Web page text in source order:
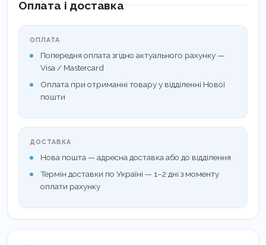
Жорсткий пластиковий стрижень покритий
Клини м’яко і органічно вписуються навіть у
незвичний простір, гарантуючи при цьому надійну
Оплата і доставка
ОПЛАТА
Попередня оплата згідно актуального рахунку —
Visa / Mastercard
Оплата при отриманні товару у відділенні Нової
пошти
ДОСТАВКА
Нова пошта — адресна доставка або до відділення
Термін доставки по Україні — 1–2 дні з моменту
оплати рахунку